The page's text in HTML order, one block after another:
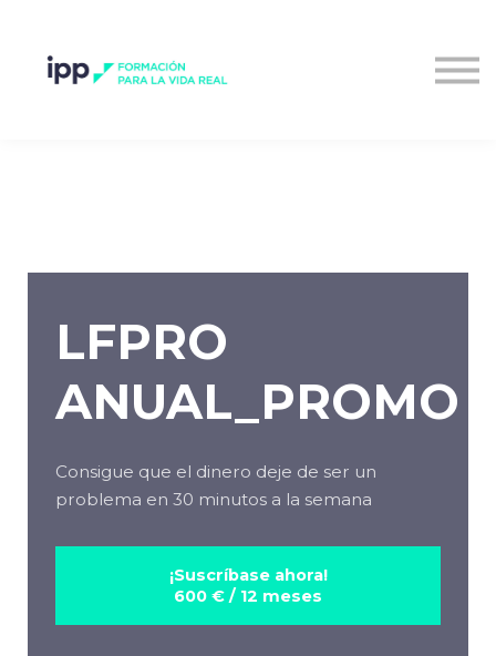
LFPRO
ANUAL_PROMO
Consigue que el dinero deje de ser un
problema en 30 minutos a la semana
¡Suscríbase ahora!
600 € / 12 meses